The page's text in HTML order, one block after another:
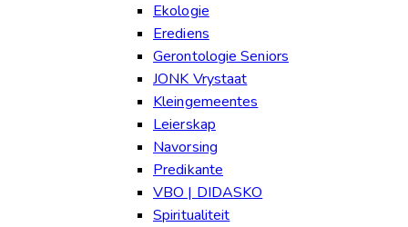
Ekologie
Erediens
Gerontologie Seniors
JONK Vrystaat
Kleingemeentes
Leierskap
Navorsing
Predikante
VBO | DIDASKO
Spiritualiteit